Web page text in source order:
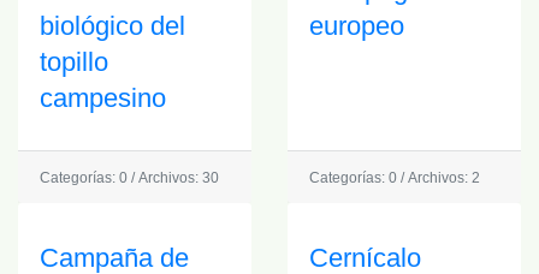
biológico del
topillo
campesino
Categorías: 0/Archivos: 30
europeo
Categorías: 0/Archivos: 2
Campaña de
Cernícalo